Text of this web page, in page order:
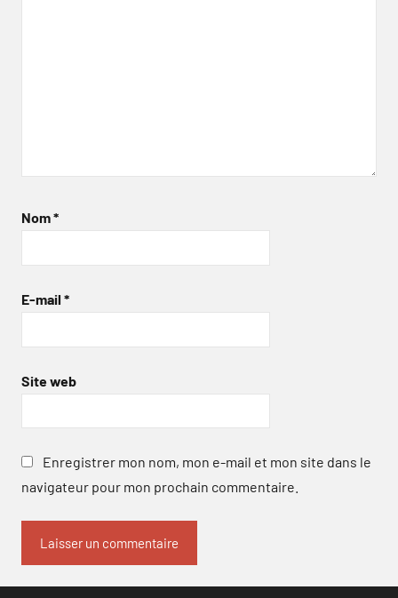
Nom*
E-mail *
Site web
Enregistrer mon nom, mon e-mail et mon site dans le
navigateur pour mon prochain commentaire.